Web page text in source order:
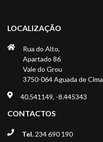
LOCALIZAÇÃO
Rua do Alto,
Apartado 86
Vale do Grou
3750-064 Aguada de Cima
40.541149, -8.445343
CONTACTOS
Tel. 234 690 190